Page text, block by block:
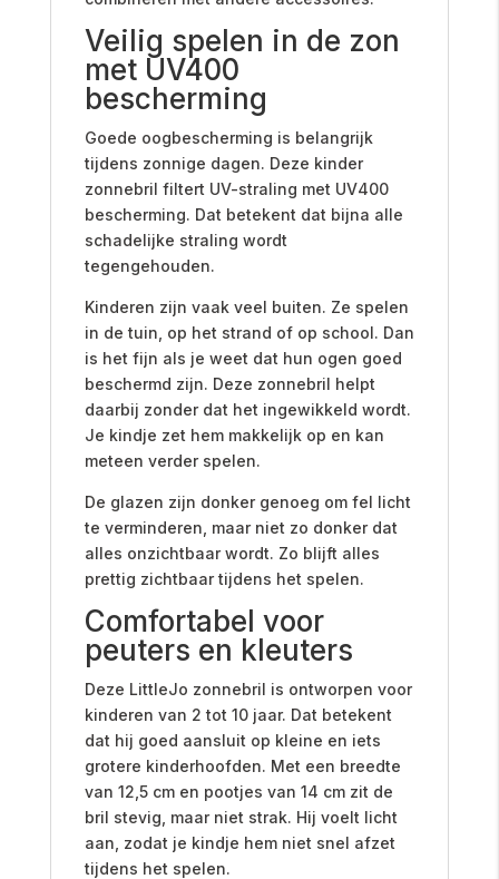
Veilig spelen in de zon
met UV400
bescherming
Goede oogbescherming is belangrijk
tijdens zonnige dagen. Deze kinder
zonnebril filtert UV-straling met UV400
bescherming. Dat betekent dat bijna alle
schadelijke straling wordt
tegengehouden.
Kinderen zijn vaak veel buiten. Ze spelen
in de tuin, op het strand of op school. Dan
is het fijn als je weet dat hun ogen goed
beschermd zijn. Deze zonnebril helpt
daarbij zonder dat het ingewikkeld wordt.
Je kindje zet hem makkelijk op en kan
meteen verder spelen.
De glazen zijn donker genoeg om fel licht
te verminderen, maar niet zo donker dat
alles onzichtbaar wordt. Zo blijft alles
prettig zichtbaar tijdens het spelen.
Comfortabel voor
peuters en kleuters
Deze LittleJo zonnebril is ontworpen voor
kinderen van 2 tot 10 jaar. Dat betekent
dat hij goed aansluit op kleine en iets
grotere kinderhoofden. Met een breedte
van 12,5 cm en pootjes van 14 cm zit de
bril stevig, maar niet strak. Hij voelt licht
aan, zodat je kindje hem niet snel afzet
tijdens het spelen.